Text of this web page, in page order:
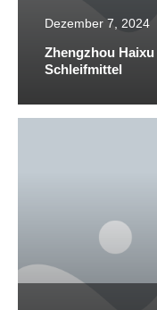
Dezember 7, 2024
Zhengzhou
Schleifmittel